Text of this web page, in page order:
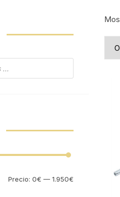
Precio
Precio
Precio: 0€ — 1.950€